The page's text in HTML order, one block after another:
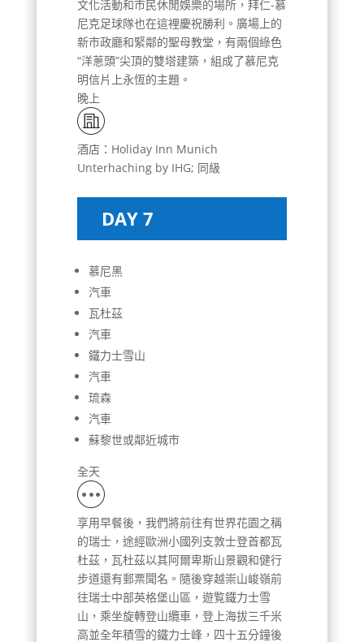
文化活動和市民休閒娛樂的場所，拜仁-慕
尼克足球隊也在這裡慶祝勝利。廣場上的
新市政廳和緊鄰的聖母教堂，有兩個綠色
“洋蔥頭”尖頂的雙塔建築，組成了慕尼克
明信片上永恆的主題。
晚上
酒店：Holiday Inn Munich
Unterhaching by IHG; 同級
DAY 7
慕尼黑
汽車
瓦杜茲
汽車
鐵力士雪山
汽車
琉森
汽車
蘇黎世或鄰近城市
全天
享用早餐後，我們將前往有世界花園之稱
的瑞士，途經歐洲小國列支敦士登首都瓦
杜茲，瓦杜茲以其阿爾卑斯山景觀和健行
步道還有郵票聞名。隨後穿越崇山峻嶺前
往瑞士中部英格堡山區，遊覧鐵力士雪
山，乘坐旋轉登山纜車，登上海拔三千米
高並全年積雪的鐵力士峰，四十五分鐘後